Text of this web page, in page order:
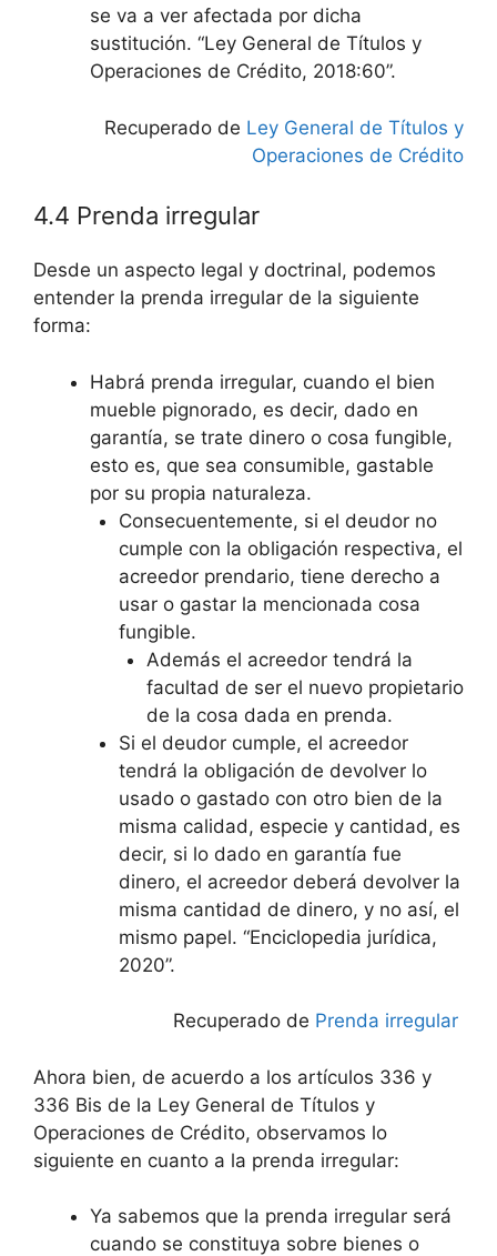
se va a ver afectada por dicha
sustitución. “Ley General de Títulos y
Operaciones de Crédito, 2018:60”.
Recuperado de Ley General de Títulos y
Operaciones de Crédito
4.4 Prenda irregular
Desde un aspecto legal y doctrinal, podemos
entender la prenda irregular de la siguiente
forma:
Habrá prenda irregular, cuando el bien
mueble pignorado, es decir, dado en
garantía, se trate dinero o cosa fungible,
esto es, que sea consumible, gastable
por su propia naturaleza.
Consecuentemente, si el deudor no
cumple con la obligación respectiva, el
acreedor prendario, tiene derecho a
usar o gastar la mencionada cosa
fungible.
Además el acreedor tendrá la
facultad de ser el nuevo propietario
de la cosa dada en prenda.
Si el deudor cumple, el acreedor
tendrá la obligación de devolver lo
usado o gastado con otro bien de la
misma calidad, especie y cantidad, es
decir, si lo dado en garantía fue
dinero, el acreedor deberá devolver la
misma cantidad de dinero, y no así, el
mismo papel. “Enciclopedia jurídica,
2020”.
Recuperado de Prenda irregular
Ahora bien, de acuerdo a los artículos 336 y
336 Bis de la Ley General de Títulos y
Operaciones de Crédito, observamos lo
siguiente en cuanto a la prenda irregular:
Ya sabemos que la prenda irregular será
cuando se constituya sobre bienes o